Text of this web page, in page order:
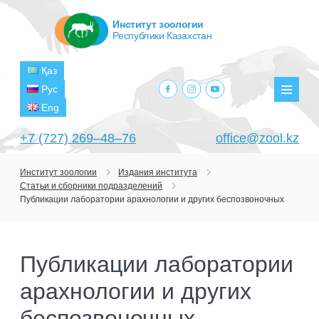
+7 (727) 269‒48‒76 office@zool.kz
Қаз
Рус
Eng
facebook.com
instagram.com
youtube.com
Институт зоологии
Республики Казахстан
ГЛАВНАЯ
РУКОВОДСТВО
СТРУКТУРА
ЛАБОРАТОРИИ
ЛАБОРАТОРИЯ ТЕРИОЛОГИИ
НАУЧНО-ИССЛЕДОВАТЕЛЬСКИЕ
ПРОЕКТЫ
ТЕКУЩИЕ ПРОЕКТЫ
Институт зоологии
Издания института
Статьи и сборники подразделений
Публикации лаборатории арахнологии и других беспозвоночных
Публикации лаборатории
арахнологии и других